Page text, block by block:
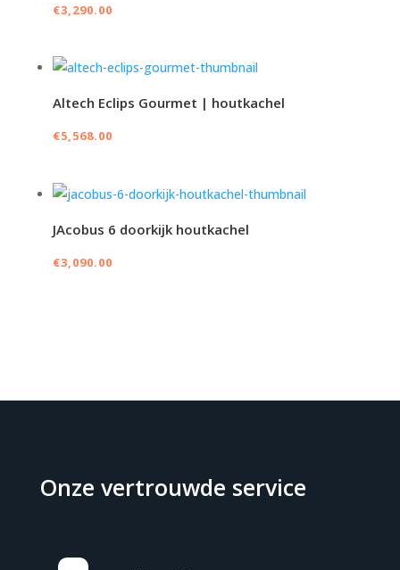
€3,290.00
Altech Eclips Gourmet | houtkachel
€5,568.00
JAcobus 6 doorkijk houtkachel
€3,090.00
Onze vertrouwde service